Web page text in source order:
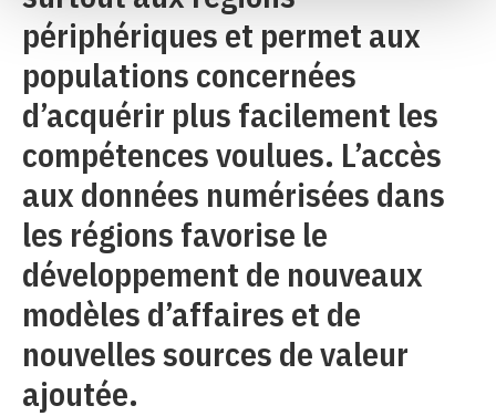
périphériques et permet aux
populations concernées
d’acquérir plus facilement les
compétences voulues. L’accès
aux données numérisées dans
les régions favorise le
développement de nouveaux
modèles d’affaires et de
nouvelles sources de valeur
ajoutée.